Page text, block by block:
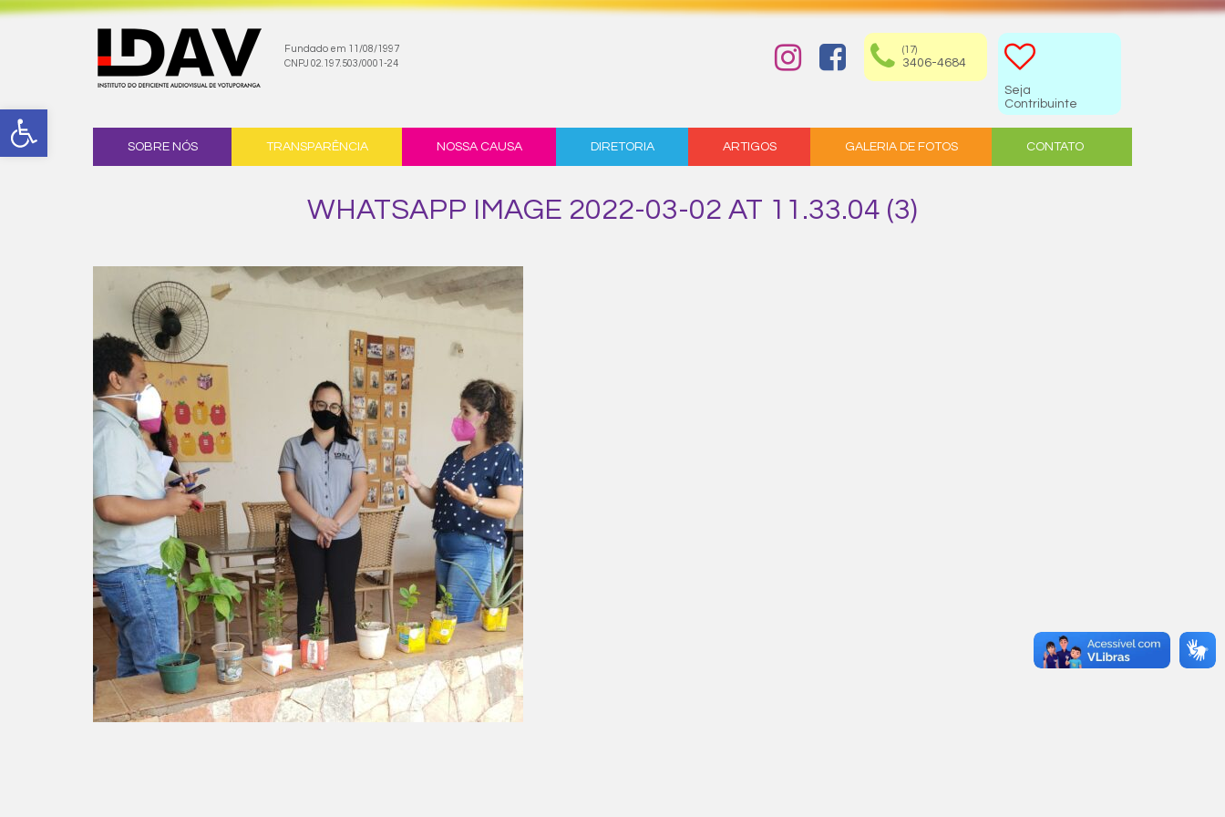
Abrir a barra de ferramentas
Fundado em 11/08/1997
CNPJ 02.197.503/0001-24
Seja
Contribuinte
(17)
3406-4684
Skip to content
SOBRE NÓS TRANSPARÊNCIA NOSSA CAUSA DIRETORIA ARTIGOS GALERIA DE FOTOS CONTATO
WHATSAPP IMAGE 2022-03-02 AT 11.33.04 (3)